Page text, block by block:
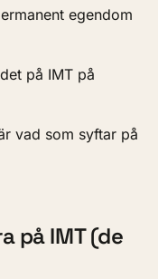
egendom
på IMT på
vad som syftar på
på IMT (de